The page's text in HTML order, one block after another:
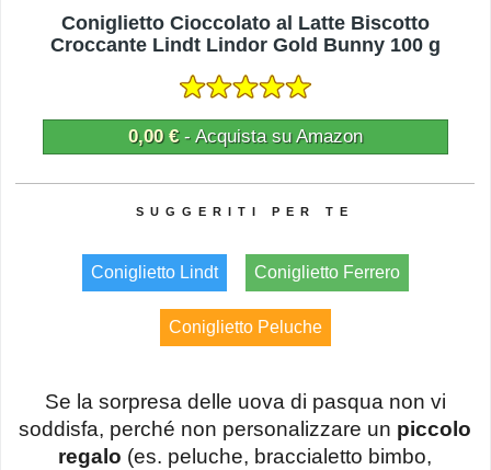
Coniglietto Cioccolato al Latte Biscotto
Croccante Lindt Lindor Gold Bunny 100 g
0,00 €- Acquista su Amazon
Coniglietto Lindt Coniglietto Ferrero
Coniglietto Peluche
Se la sorpresa delle uova di pasqua non vi
soddisfa, perché non personalizzare un piccolo
regalo (es. peluche, braccialetto bimbo,